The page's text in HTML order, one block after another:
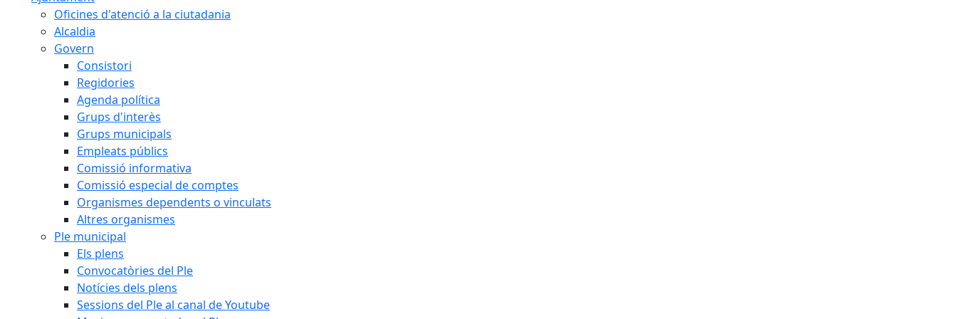
Oficines d'atenció a la ciutadania
Alcaldia
Govern
Consistori
Regidories
Agenda política
Grups d'interès
Grups municipals
Empleats públics
Comissió informativa
Comissió especial de comptes
Organismes dependents o vinculats
Altres organismes
Ple municipal
Els plens
Convocatòries del Ple
Notícies dels plens
Sessions del Ple al canal de Youtube